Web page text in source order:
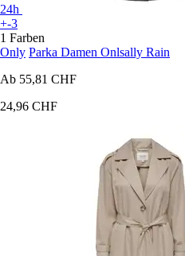
24h
+-3
1 Farben
Only Parka Damen Onlsally Rain
Ab 55,81 CHF
24,96 CHF